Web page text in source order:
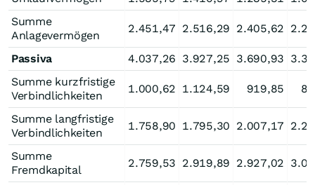
Summe
Anlagevermögen
2.451,47 2.516,29 2.405,62
Passiva 4.037,26 3.927,25 3.690,93
Summe kurzfristige
Verbindlichkeiten
1.000,62 1.124,59 919,85
Summe langfristige
Verbindlichkeiten
1.758,90 1.795,30 2.007,17
Summe
Fremdkapital
2.759,53 2.919,89 2.927,02